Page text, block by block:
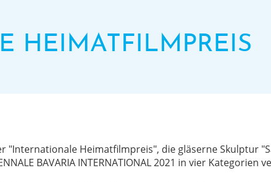
HEIMATFILMPREIS
"Internationale Heimatfilmpreis", die gläserne Skulptur
BAVARIA INTERNATIONAL 2021 in vier Kategorien